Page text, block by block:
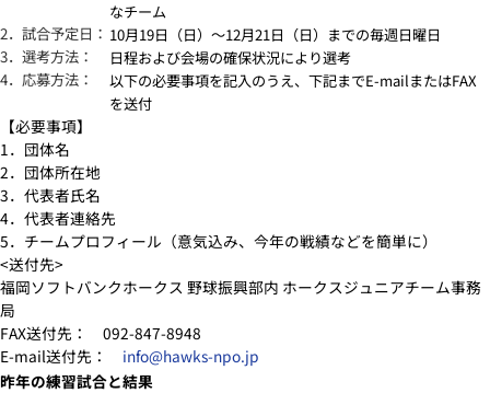
なチーム
2．試合予定日： 10月19日（日）～12月21日（日）までの毎週日曜日
3．選考方法：
日程および会場の確保状況により選考
4．応募方法：
以下の必要事項を記入のうえ、下記までE-mailまたはFAX
を送付
【必要事項】
1．団体名
2．団体所在地
3．代表者氏名
4．代表者連絡先
5．チームプロフィール（意気込み、今年の戦績などを簡単に）
<送付先>
福岡ソフトバンクホークス 野球振興部内 ホークスジュニアチーム事務
局
FAX送付先： 092-847-8948
E-mail送付先： info@hawks-npo.jp
昨年の練習試合と結果